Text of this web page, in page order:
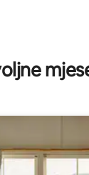
4,5/5,